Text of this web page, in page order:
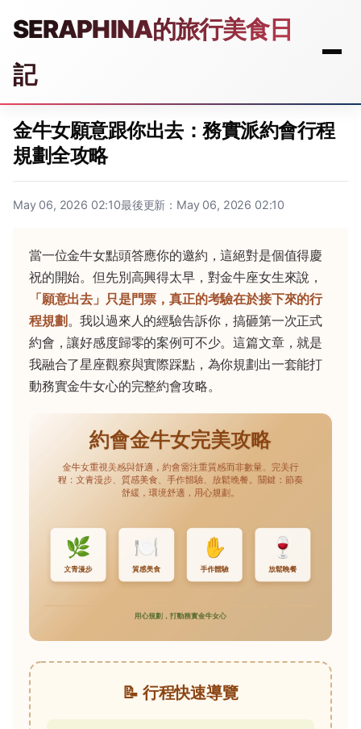
SERAPHINA的旅行美食日
記
金牛女願意跟你出去：務實派約會行程
規劃全攻略
May 06, 2026 02:10最後更新：May 06, 2026 02:10
當一位金牛女點頭答應你的邀約，這絕對是個值得慶
祝的開始。但先別高興得太早，對金牛座女生來說，
「願意出去」只是門票，真正的考驗在於接下來的行
程規劃 。我以過來人的經驗告訴你，搞砸第一次正式
約會，讓好感度歸零的案例可不少。這篇文章，就是
我融合了星座觀察與實際踩點，為你規劃出一套能打
動務實金牛女心的完整約會攻略。
📝 行程快速導覽